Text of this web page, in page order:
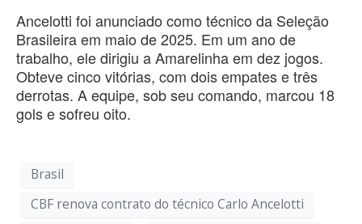
Ancelotti foi anunciado como técnico da Seleção
Brasileira em maio de 2025. Em um ano de
trabalho, ele dirigiu a Amarelinha em dez jogos.
Obteve cinco vitórias, com dois empates e três
derrotas. A equipe, sob seu comando, marcou 18
gols e sofreu oito.
Brasil
CBF renova contrato do técnico Carlo Ancelotti